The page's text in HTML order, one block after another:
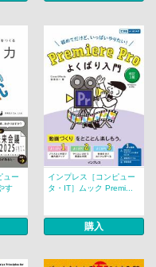
ュー
す
インプレス［コンピュー
タ・IT］ムック Premi...
購入